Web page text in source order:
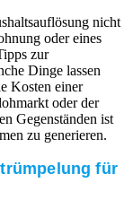
nicht
oder eines
zur
Dinge lassen
Kosten einer
oder der
Gegenständen ist
zu generieren.
für